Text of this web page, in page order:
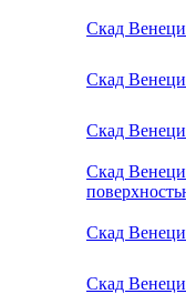
Скад
Скад
Скад
Скад
Скад
Скад